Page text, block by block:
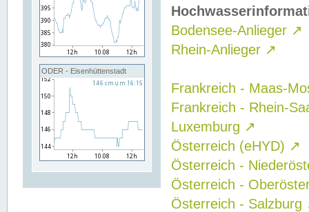
ODER - Eisenhüttenstadt
Bodensee-Anlieger ↗
Rhein-Anlieger ↗
Frankreich - Maas-
Frankreich - Rhein-
Luxemburg ↗
Österreich (eHYD) ↗
Österreich -
Österreich -
Österreich - Salzburg